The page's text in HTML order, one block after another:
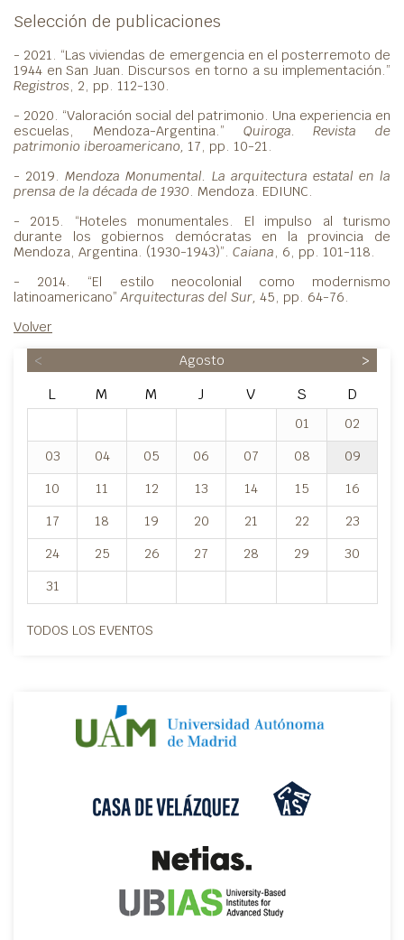
Selección de publicaciones
- 2021. “Las viviendas de emergencia en el posterremoto de
1944 en San Juan. Discursos en torno a su implementación.”
Registros , 2, pp. 112-130.
- 2020. “Valoración social del patrimonio. Una experiencia en
escuelas, Mendoza-Argentina.” Quiroga. Revista de
patrimonio iberoamericano, 17, pp. 10-21.
- 2019.Mendoza Monumental. La arquitectura estatal en la
prensa de la década de 1930 . Mendoza. EDIUNC.
- 2015. “Hoteles monumentales. El impulso al turismo
durante los gobiernos demócratas en la provincia de
Mendoza, Argentina. (1930-1943)”. Caiana , 6, pp. 101-118.
- 2014. “El estilo neocolonial como modernismo
latinoamericano” Arquitecturas del Sur, 45, pp. 64-76.
Volver
< Agosto >
L M M J V S D
01
02
03
04 05 06 07 08
09
10
11 12 13 14 15
16
17
18 19 20 21 22
23
24
25 26 27 28 29
30
31
TODOS LOS EVENTOS